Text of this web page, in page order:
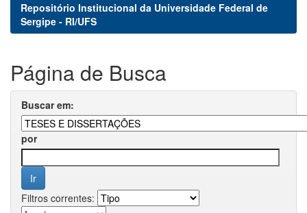
Repositório Institucional da Universidade Federal de
Sergipe - RI/UFS
Página de Busca
Buscar em:
por
Filtros correntes: